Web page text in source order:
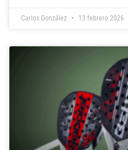
Carlos González 13 febrero 2026